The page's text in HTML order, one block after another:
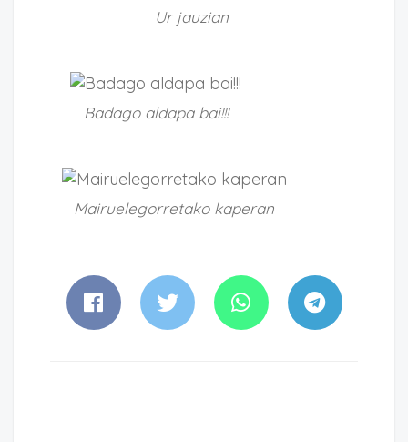
Ur jauzian
Badago aldapa bai!!!
Mairuelegorretako kaperan